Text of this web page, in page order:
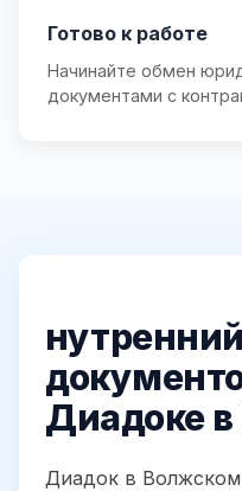
Готово к работе
Начинайте обмен
документами с
нутренний
Диадоке
Диадок в Волжском